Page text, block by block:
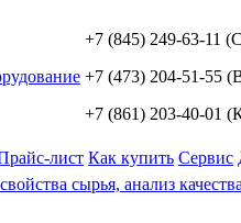
+7 (845) 249-63-11
+7 (473) 204-51-55
+7 (861) 203-40-01
лист Как купить Сервис
сырья, анализ